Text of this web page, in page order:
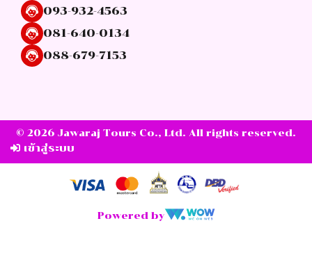
093-932-4563
081-640-0134
088-679-7153
© 2026 Jawaraj Tours Co., Ltd. All rights reserved.
เข้าสู่ระบบ
Powered by